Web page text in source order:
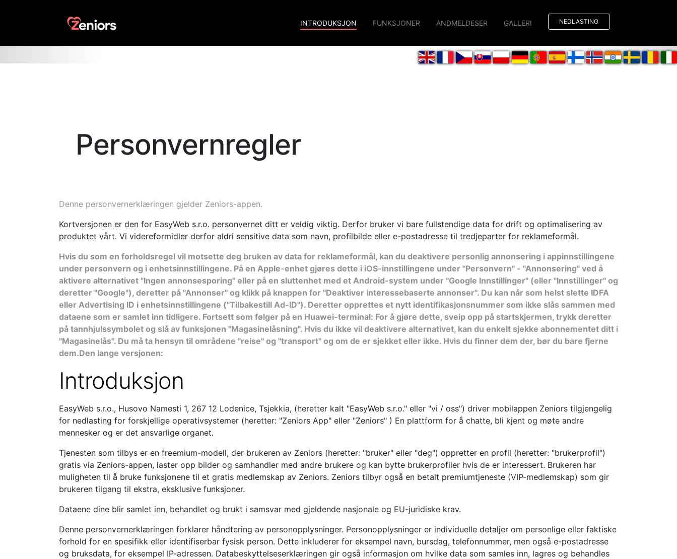
INTRODUKSJON (current)FUNKSJONER ANDMELDESER GALLERI NEDLASTING
Personvernregler
Denne personvernerklæringen gjelder Zeniors-appen.
Kortversjonen er den for EasyWeb s.r.o. personvernet ditt er veldig viktig. Derfor bruker vi bare fullstendige data for drift og optimalisering av
produktet vårt. Vi videreformidler derfor aldri sensitive data som navn, profilbilde eller e-postadresse til tredjeparter for reklameformål.
Hvis du som en forholdsregel vil motsette deg bruken av data for reklameformål, kan du deaktivere personlig annonsering i appinnstillingene
under personvern og i enhetsinnstillingene. På en Apple-enhet gjøres dette i iOS-innstillingene under "Personvern" - "Annonsering" ved å
aktivere alternativet "Ingen annonsesporing" eller på en sluttenhet med et Android-system under "Google Innstillinger" (eller "Innstillinger" og
deretter "Google"), deretter på "Annonser" og klikk på knappen for "Deaktiver interessebaserte annonser". Du kan når som helst slette IDFA
eller Advertising ID i enhetsinnstillingene ("Tilbakestill Ad-ID"). Deretter opprettes et nytt identifikasjonsnummer som ikke slås sammen med
dataene som er samlet inn tidligere. Fortsett som følger på en Huawei-terminal: For å gjøre dette, sveip opp på startskjermen, trykk deretter
på tannhjulssymbolet og slå av funksjonen "Magasinelåsning". Hvis du ikke vil deaktivere alternativet, kan du enkelt sjekke abonnementet ditt i
"Magasinelås". Du må ta hensyn til områdene "reise" og "transport" og om de er sjekket eller ikke. Hvis du finner dem der, bør du bare fjerne
dem.Den lange versjonen:
Introduksjon
EasyWeb s.r.o., Husovo Namesti 1, 267 12 Lodenice, Tsjekkia, (heretter kalt "EasyWeb s.r.o." eller "vi / oss") driver mobilappen Zeniors tilgjengelig
for nedlasting for forskjellige operativsystemer (heretter: "Zeniors App" eller "Zeniors" ) En plattform for å chatte, bli kjent og møte andre
mennesker og er det ansvarlige organet.
Tjenesten som tilbys er en freemium-modell, der brukeren av Zeniors (heretter: "bruker" eller "deg") oppretter en profil (heretter: "brukerprofil")
gratis via Zeniors-appen, laster opp bilder og samhandler med andre brukere og kan bytte brukerprofiler hvis de er interessert. Brukeren har
muligheten til å bruke funksjonene til et gratis medlemskap av Zeniors. Zeniors tilbyr også en betalt premiumtjeneste (VIP-medlemskap) som gir
brukeren tilgang til ekstra, eksklusive funksjoner.
Dataene dine blir samlet inn, behandlet og brukt i samsvar med gjeldende nasjonale og EU-juridiske krav.
Denne personvernerklæringen forklarer håndtering av personopplysninger. Personopplysninger er individuelle detaljer om personlige eller faktiske
forhold for en spesifikk eller identifiserbar fysisk person. Dette inkluderer for eksempel navn, bursdag, telefonnummer, men også e-postadresse
og bruksdata, for eksempel IP-adressen. Databeskyttelseserklæringen gir også informasjon om hvilke data som samles inn, lagres og behandles